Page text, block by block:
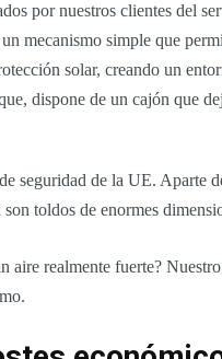
por nuestros clientes del
mecanismo simple que
solar, creando un
dispone de un cajón que
seguridad de la UE. Aparte
toldos de enormes
aire realmente fuerte? Nuestro